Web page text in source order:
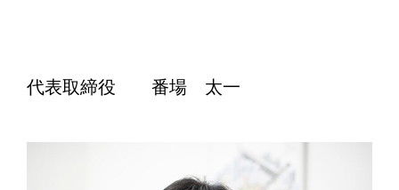
代表取締役 番場 太一